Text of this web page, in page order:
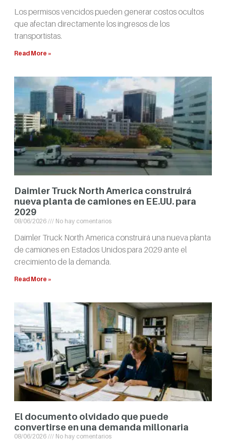
Los permisos vencidos pueden generar costos ocultos
que afectan directamente los ingresos de los
transportistas.
Read More »
Daimler Truck North America construirá
nueva planta de camiones en EE.UU. para
2029
08/06/2026 No hay comentarios
Daimler Truck North America construirá una nueva planta
de camiones en Estados Unidos para 2029 ante el
crecimiento de la demanda.
Read More »
El documento olvidado que puede
convertirse en una demanda millonaria
08/06/2026 No hay comentarios